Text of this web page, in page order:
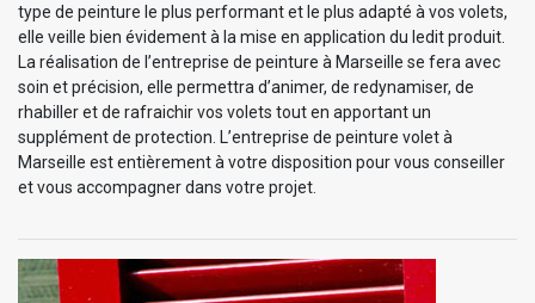
type de peinture le plus performant et le plus adapté à vos volets,
elle veille bien évidement à la mise en application du ledit produit.
La réalisation de l’entreprise de peinture à Marseille se fera avec
soin et précision, elle permettra d’animer, de redynamiser, de
rhabiller et de rafraichir vos volets tout en apportant un
supplément de protection. L’entreprise de peinture volet à
Marseille est entièrement à votre disposition pour vous conseiller
et vous accompagner dans votre projet.